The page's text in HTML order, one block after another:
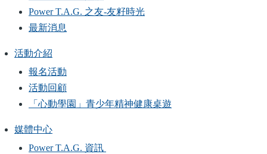
Power T.A.G. 之友-友籽時光
最新消息
活動介紹
報名活動
活動回顧
「心動學園」青少年精神健康桌遊
媒體中心
Power T.A.G. 資訊